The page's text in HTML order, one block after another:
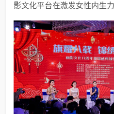
影文化平台在激发女性内生